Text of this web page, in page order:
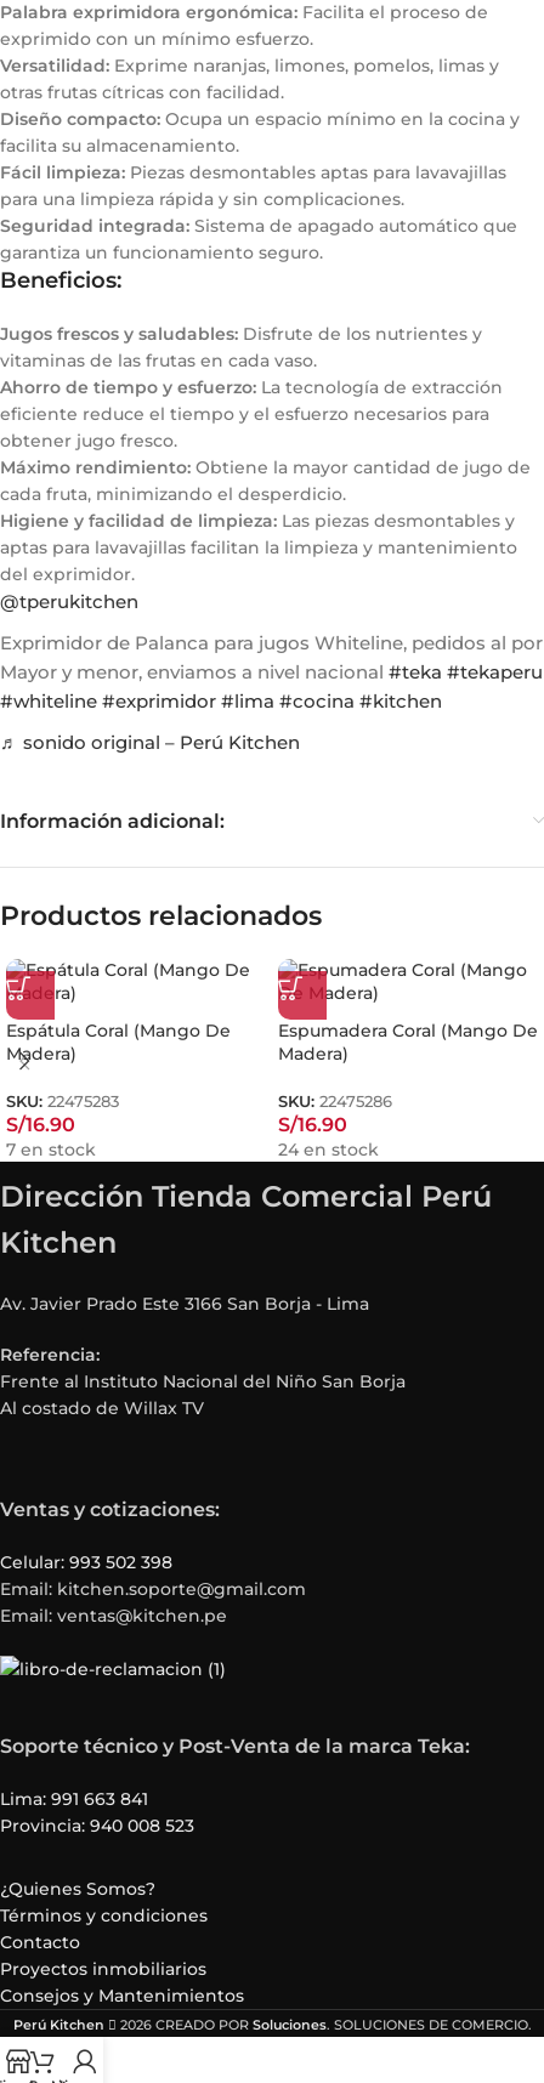
Palabra exprimidora ergonómica: Facilita el proceso de
exprimido con un mínimo esfuerzo.
Versatilidad: Exprime naranjas, limones, pomelos, limas y
otras frutas cítricas con facilidad.
Diseño compacto: Ocupa un espacio mínimo en la cocina y
facilita su almacenamiento.
Fácil limpieza: Piezas desmontables aptas para lavavajillas
para una limpieza rápida y sin complicaciones.
Seguridad integrada: Sistema de apagado automático que
garantiza un funcionamiento seguro.
Beneficios:
Jugos frescos y saludables: Disfrute de los nutrientes y
vitaminas de las frutas en cada vaso.
Ahorro de tiempo y esfuerzo: La tecnología de extracción
eficiente reduce el tiempo y el esfuerzo necesarios para
obtener jugo fresco.
Máximo rendimiento: Obtiene la mayor cantidad de jugo de
cada fruta, minimizando el desperdicio.
Higiene y facilidad de limpieza: Las piezas desmontables y
aptas para lavavajillas facilitan la limpieza y mantenimiento
del exprimidor.
@tperukitchen
Exprimidor de Palanca para jugos Whiteline, pedidos al por
Mayor y menor, enviamos a nivel nacional #teka #tekaperu
#whiteline #exprimidor #lima #cocina #kitchen
♬ sonido original – Perú Kitchen
Información adicional:
Productos relacionados
Espátula Coral (Mango De
Madera)
SKU: 22475283
S/16.90
7 en stock
Espumadera Coral (Mango De
Madera)
SKU: 22475286
S/16.90
24 en stock
Dirección Tienda Comercial Perú
Kitchen
Av. Javier Prado Este 3166 San Borja - Lima
Referencia:
Frente al Instituto Nacional del Niño San Borja
Al costado de Willax TV
Ventas y cotizaciones:
Celular: 993 502 398
Email: kitchen.soporte@gmail.com
Email: ventas@kitchen.pe
Soporte técnico y Post-Venta de la marca Teka:
Lima: 991 663 841
Provincia: 940 008 523
¿Quienes Somos?
Términos y condiciones
Contacto
Proyectos inmobiliarios
Consejos y Mantenimientos
Perú Kitchen 2026 CREADO POR Soluciones. SOLUCIONES DE COMERCIO.